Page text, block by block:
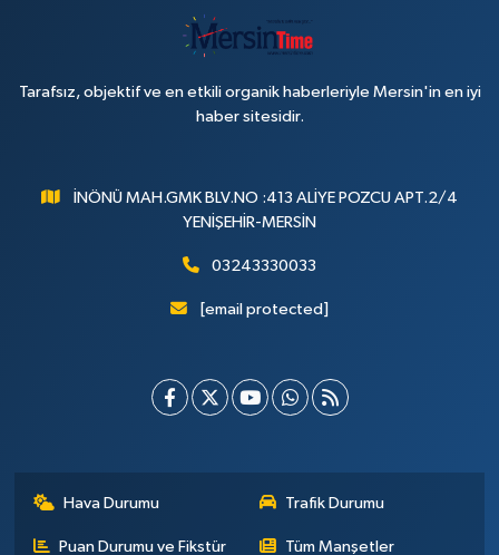
Tarafsız, objektif ve en etkili organik haberleriyle Mersin'in en iyi
haber sitesidir.
İNÖNÜ MAH.GMK BLV.NO :413 ALİYE POZCU APT.2/4
YENİŞEHİR-MERSİN
03243330033
[email protected]
Hava Durumu Trafik Durumu
Puan Durumu ve Fikstür Tüm Manşetler